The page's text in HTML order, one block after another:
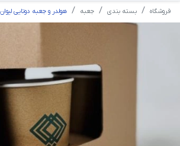
فروشگاه بسته بندی جعبه هولدر و جعبه دوتایی لیوان